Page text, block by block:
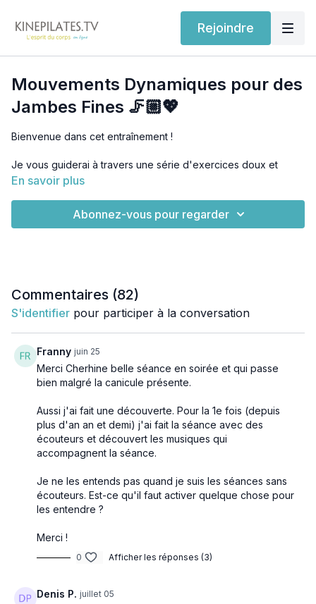
Rejoindre
Mouvements Dynamiques pour des
Jambes Fines 🦵🏼💖
Bienvenue dans cet entraînement !
Je vous guiderai à travers une série d'exercices doux et
complets, parfaits pour affiner vos hanches et vos jambes.
🎯 Nos objectifs ? Accroître votre énergie, améliorer votre
posture, ainsi que la mobilité et la souplesse.
Prêt(e) à bouger et à vous sentir bien ? Allez, c'est parti ! 🔥"
En savoir plus
Abonnez-vous pour regarder
Commentaires (82)
S'identifier pour participer à la conversation
Franny juin 25
Merci Cherhine belle séance en soirée et qui passe
bien malgré la canicule présente.
Aussi j'ai fait une découverte. Pour la 1e fois (depuis
plus d'an an et demi) j'ai fait la séance avec des
écouteurs et découvert les musiques qui
accompagnent la séance.
Je ne les entends pas quand je suis les séances sans
écouteurs. Est-ce qu'il faut activer quelque chose pour
les entendre ?
Merci !
0 Afficher les réponses (3)
Denis P. juillet 05